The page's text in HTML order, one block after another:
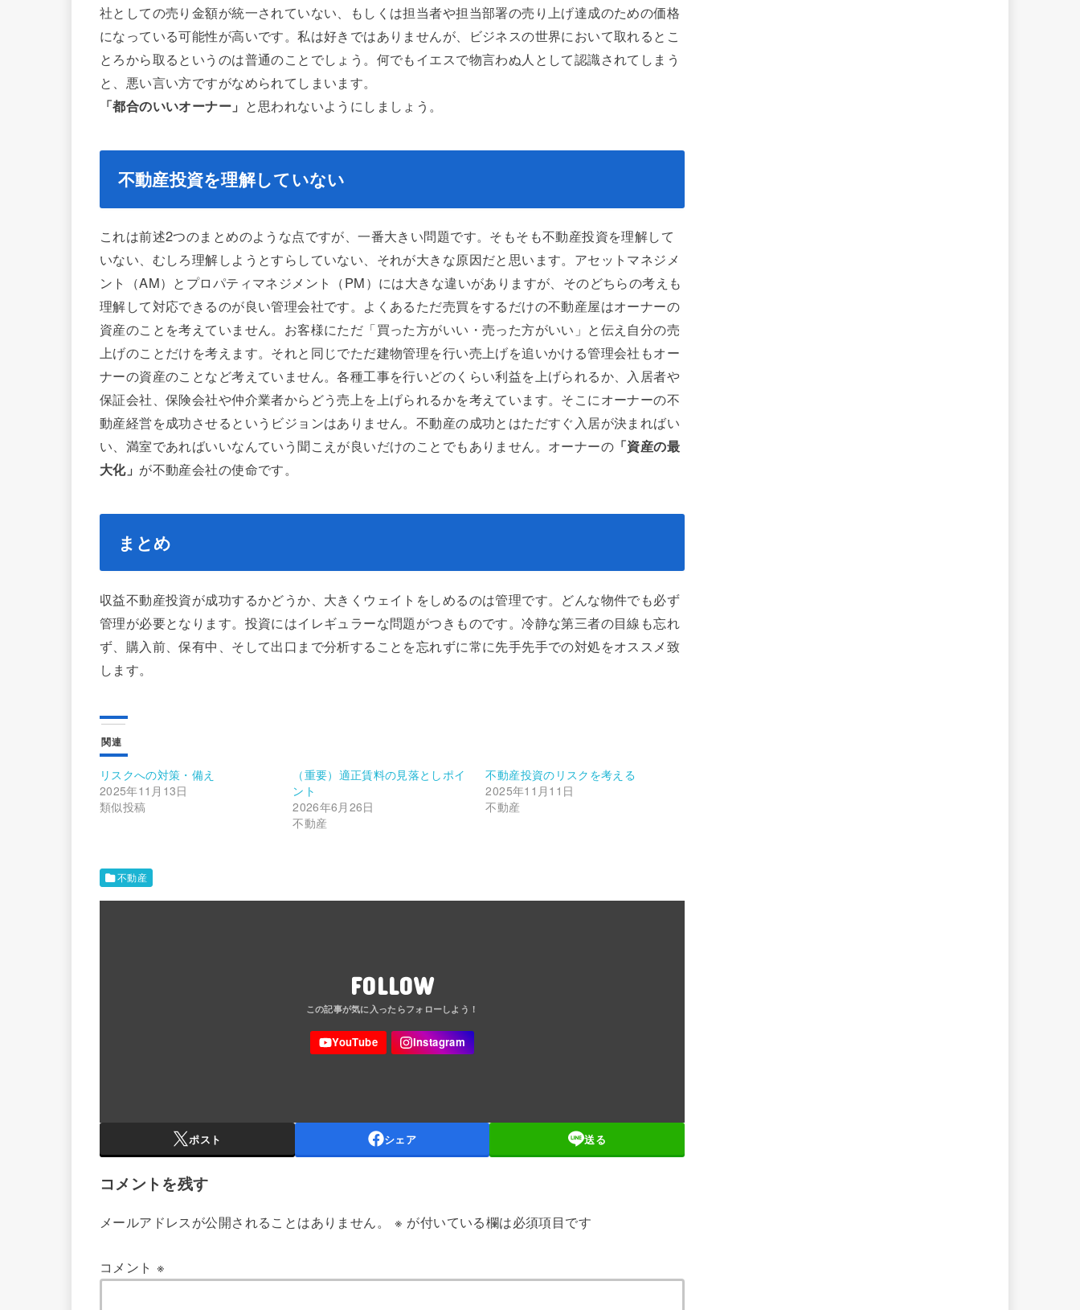
社としての売り金額が統一されていない、もしくは担当者や担当部署の売り上げ達成のための価格
になっている可能性が高いです。私は好きではありませんが、ビジネスの世界において取れるとこ
とろから取るというのは普通のことでしょう。何でもイエスで物言わぬ人として認識されてしまう
と、悪い言い方ですがなめられてしまいます。
「都合のいいオーナー」 と思われないようにしましょう。
不動産投資を理解していない
これは前述2つのまとめのような点ですが、一番大きい問題です。そもそも不動産投資を理解して
いない、むしろ理解しようとすらしていない、それが大きな原因だと思います。アセットマネジメ
ント（AM）とプロパティマネジメント（PM）には大きな違いがありますが、そのどちらの考えも
理解して対応できるのが良い管理会社です。よくあるただ売買をするだけの不動産屋はオーナーの
資産のことを考えていません。お客様にただ「買った方がいい・売った方がいい」と伝え自分の売
上げのことだけを考えます。それと同じでただ建物管理を行い売上げを追いかける管理会社もオー
ナーの資産のことなど考えていません。各種工事を行いどのくらい利益を上げられるか、入居者や
保証会社、保険会社や仲介業者からどう売上を上げられるかを考えています。そこにオーナーの不
動産経営を成功させるというビジョンはありません。不動産の成功とはただすぐ入居が決まればい
い、満室であればいいなんていう聞こえが良いだけのことでもありません。オーナーの 「資産の最
大化」 が不動産会社の使命です。
まとめ
収益不動産投資が成功するかどうか、大きくウェイトをしめるのは管理です。どんな物件でも必ず
管理が必要となります。投資にはイレギュラーな問題がつきものです。冷静な第三者の目線も忘れ
ず、購入前、保有中、そして出口まで分析することを忘れずに常に先手先手での対処をオススメ致
します。
関連
リスクへの対策・備え
2025年11月13日
類似投稿
（重要）適正賃料の見落としポイ
ント
2026年6月26日
不動産
不動産投資のリスクを考える
2025年11月11日
不動産
不動産
FOLLOW
ポスト シェア 送る
コメントを残す
メールアドレスが公開されることはありません。 ※ が付いている欄は必須項目です
コメント※